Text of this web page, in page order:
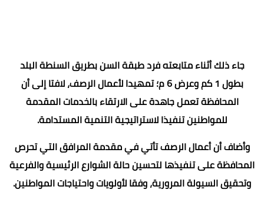
جاء ذلك أثناء متابعته فرد طبقة السن بطريق السنطة البلد
بطول 1 كم وعرض 6 م؛ تمهيدا لأعمال الرصف، لافتا إلى أن
المحافظة تعمل جاهدة على الارتقاء بالخدمات المقدمة
للمواطنين تنفيذا لاستراتيجية التنمية المستدامة.
وأضاف أن أعمال الرصف تأتي في مقدمة المرافق التي تحرص
المحافظة على تنفيذها لتحسين حالة الشوارع الرئيسية والفرعية
وتحقيق السيولة المرورية، وفقا لأولويات واحتياجات المواطنين.